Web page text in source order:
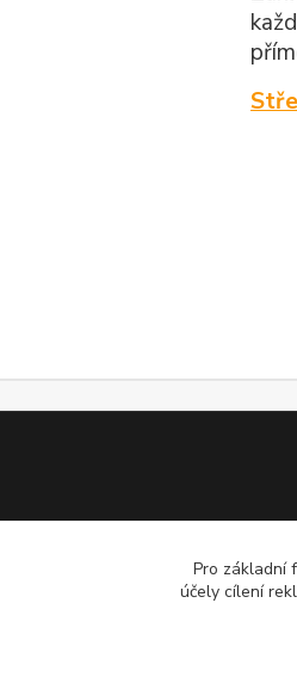
Pro základní
účely cílení